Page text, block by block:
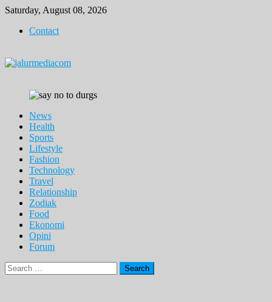
Skip
content
Saturday, August 08, 2026
Contact
News
Health
Sports
Lifestyle
Fashion
Technology
Travel
Relationship
Zodiak
Food
Ekonomi
Opini
Forum
Search
for: